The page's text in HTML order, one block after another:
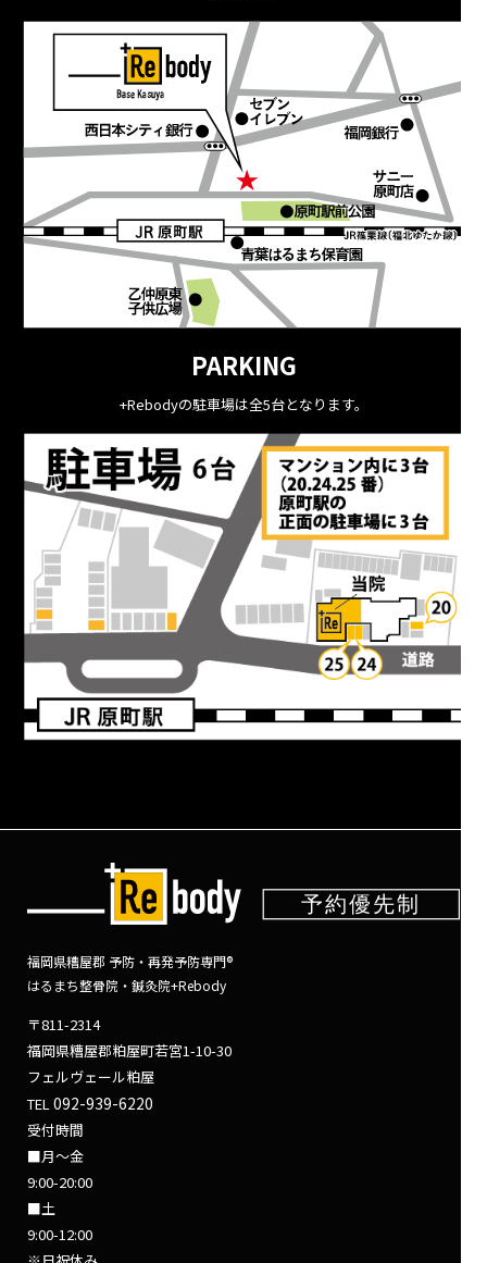
PARKING
+Rebodyの駐車場は全5台となります。
福岡県糟屋郡 予防・再発予防専門®
はるまち整骨院・鍼灸院+Rebody
〒811-2314
福岡県糟屋郡粕屋町若宮1-10-30
フェルヴェール粕屋
TEL092-939-6220
受付時間
■月～金
9:00-20:00
■土
9:00-12:00